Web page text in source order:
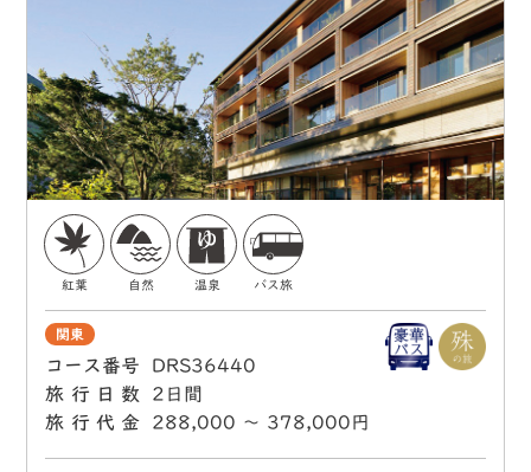
紅葉 自然 温泉 バス旅
関東
コース番号
DRS36440
旅行日数
2日間
旅行代金
288,000 〜 378,000円